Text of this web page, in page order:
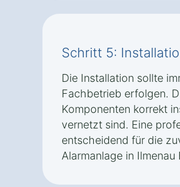
Schritt 5:
Die Installation sollte
Fachbetrieb erfolgen.
Komponenten korrekt
vernetzt sind. Eine
entscheidend für die
Alarmanlage in